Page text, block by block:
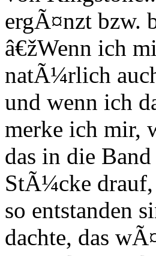
ergÃ¤nzt bzw.
â€žWenn ich
natÃ¼rlich
und wenn ich
merke ich mir,
das in die
StÃ¼cke
so entstanden
dachte, das